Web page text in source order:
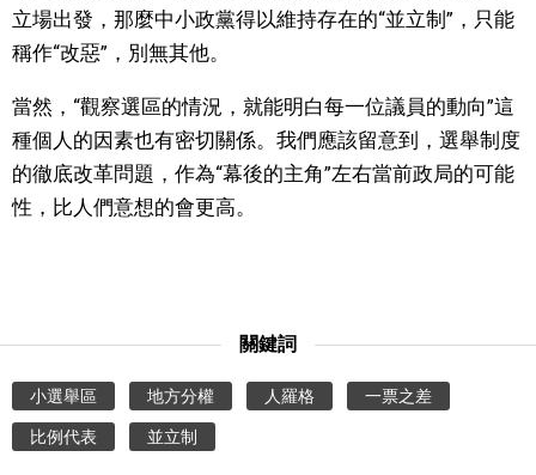
立場出發，那麼中小政黨得以維持存在的“並立制”，只能
稱作“改惡”，別無其他。
當然，“觀察選區的情況，就能明白每一位議員的動向”這
種個人的因素也有密切關係。我們應該留意到，選舉制度
的徹底改革問題，作為“幕後的主角”左右當前政局的可能
性，比人們意想的會更高。
關鍵詞
小選舉區 地方分權 人羅格 一票之差
比例代表 並立制